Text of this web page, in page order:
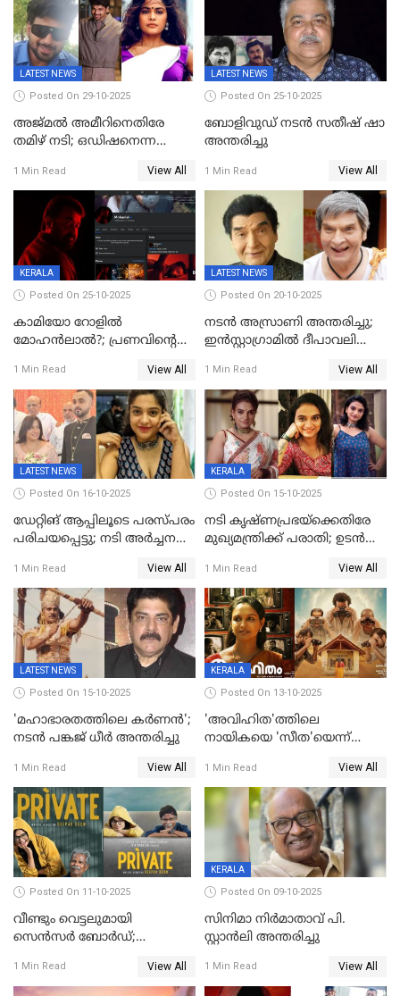
LATEST NEWS
Posted On 29-10-2025
അജ്മല്‍ അമീറിനെതിരേ
തമിഴ് നടി; ഒഡിഷനെന്ന
വിളിച്ചു, മോശം പെരുമാറ്റം
1 Min Read View All
LATEST NEWS
Posted On 25-10-2025
ബോളിവുഡ് നടൻ സതീഷ് ഷാ
അന്തരിച്ചു
1 Min Read View All
KERALA
Posted On 25-10-2025
കാമിയോ റോളിൽ
മോഹൻലാൽ?; പ്രണവിന്റെ
പിന്നാലെ ഡിപി; ചർച്ചയായി
സോഷ്യൽ മീഡിയ ചിത്രങ്ങൾ
1 Min Read View All
LATEST NEWS
Posted On 20-10-2025
നടന്‍ അസ്രാണി അന്തരിച്ചു;
ഇന്‍‌സ്റ്റാഗ്രാമില്‍ ദീപാവലി
മണിക്കൂറുകള്‍ക്കകം
വിയോഗം
1 Min Read View All
LATEST NEWS
Posted On 16-10-2025
ഡേറ്റിങ് ആപ്പിലൂടെ പരസ്പരം
പരിചയപ്പെട്ടു; നടി അർച്ചന
1 Min Read View All
KERALA
Posted On 15-10-2025
നടി കൃഷ്ണപ്രഭയ്‌ക്കെതിരേ
മുഖ്യമന്ത്രിക്ക് പരാതി; ഉടൻ
പരാതിയിൽ
1 Min Read View All
LATEST NEWS
Posted On 15-10-2025
'മഹാഭാരതത്തിലെ കർണന്‍';
നടൻ പങ്കജ് ധീർ അന്തരിച്ചു
1 Min Read View All
KERALA
Posted On 13-10-2025
'അവിഹിത'ത്തിലെ
നായികയെ 'സീത'യെന്ന്
ബോർഡ്
1 Min Read View All
Posted On 11-10-2025
വീണ്ടും വെട്ടലുമായി
സെന്‍സര്‍ ബോര്‍ഡ്;
തിരുത്തല്‍
1 Min Read View All
KERALA
Posted On 09-10-2025
സിനിമാ നിർമാതാവ് പി.
സ്റ്റാൻലി അന്തരിച്ചു
1 Min Read View All